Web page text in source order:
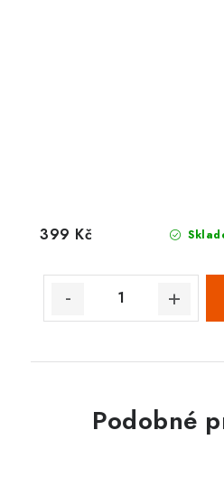
399 Kč
Podobné